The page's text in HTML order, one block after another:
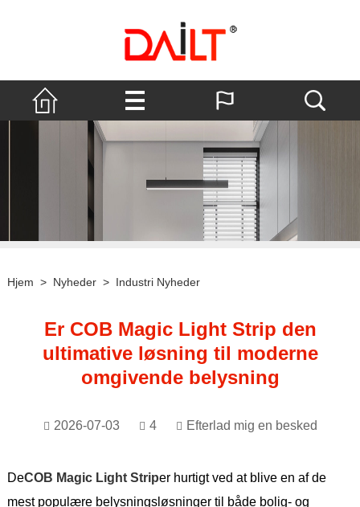
Hjem > Nyheder > Industri Nyheder
Er COB Magic Light Strip den
ultimative løsning til moderne
omgivende belysning
2026-07-03 4 Efterlad mig en besked
DeCOB Magic Light Striper hurtigt ved at blive en af ​​de
mest populære belysningsløsninger til både bolig- og